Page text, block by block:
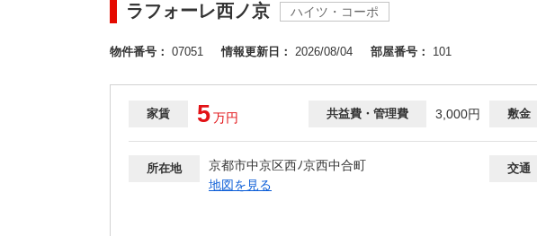
ラフォーレ西ノ京 ハイツ・コーポ
物件番号： 07051 情報更新日： 2026/08/04 部屋番号： 101
家賃 5万円 共益費・管理費 3,000円 敷金
所在地
京都市中京区西ﾉ京西中合町
地図を見る
交通